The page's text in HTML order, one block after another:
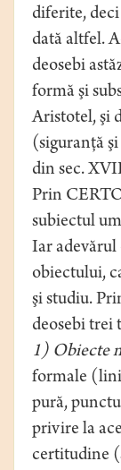
diferite,
dată altfel.
deosebi
formă şi
Aristotel, şi
(siguranţă
din sec.
Prin
subiectul
Iar adevărul
obiectului,
şi studiu.
deosebi trei
1) Obiecte
formale
pură,
privire la
certitudine